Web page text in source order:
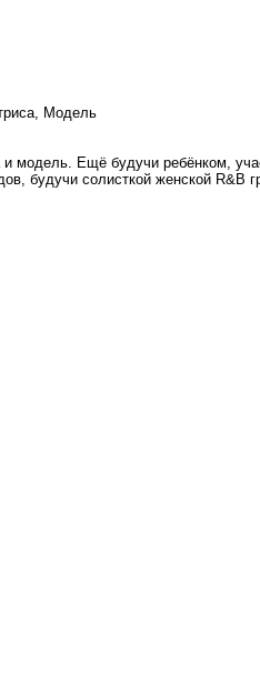
Модель
модель. Ещё будучи ребёнком,
будучи солисткой женской R&B